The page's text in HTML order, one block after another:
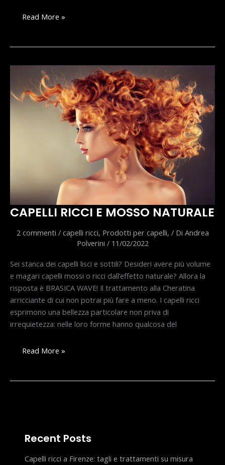
PARRUCCHIERE:
Read More »
CAPELLI RICCI E MOSSO NATURALE
2 commenti / capelli ricci, Prodotti per capelli, / Di Andrea
Polverini / 11/02/2022
Sei stanca dei capelli lisci e sottili? Desideri avere più volume
e magari capelli mossi o ricci dall’effetto naturale? Allora la
risposta è BRASICA WAVE! Il trattamento alla Cheratina
arricciante di cui non potrai più fare a meno. I capelli ricci
esprimono una bellezza particolare non priva di
irrequietezza: nelle loro forme hanno qualcosa del
CAPELLI
RICCI
Read More »
Recent Posts
Capelli ricci a Firenze: tagli e trattamenti su misura